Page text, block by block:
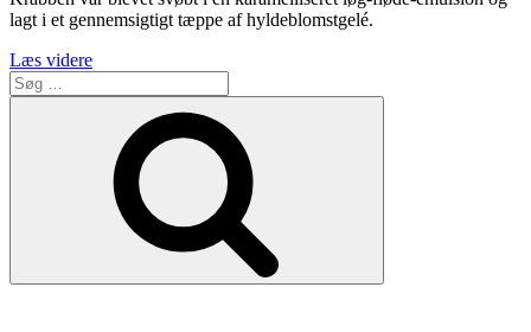
lagt i et gennemsigtigt tæppe af hyldeblomstgelé.
Læs videre“Koks
up
Tivoli.
Turpas
færøsk
Michelin-
stjerne.”
Søg
efter: